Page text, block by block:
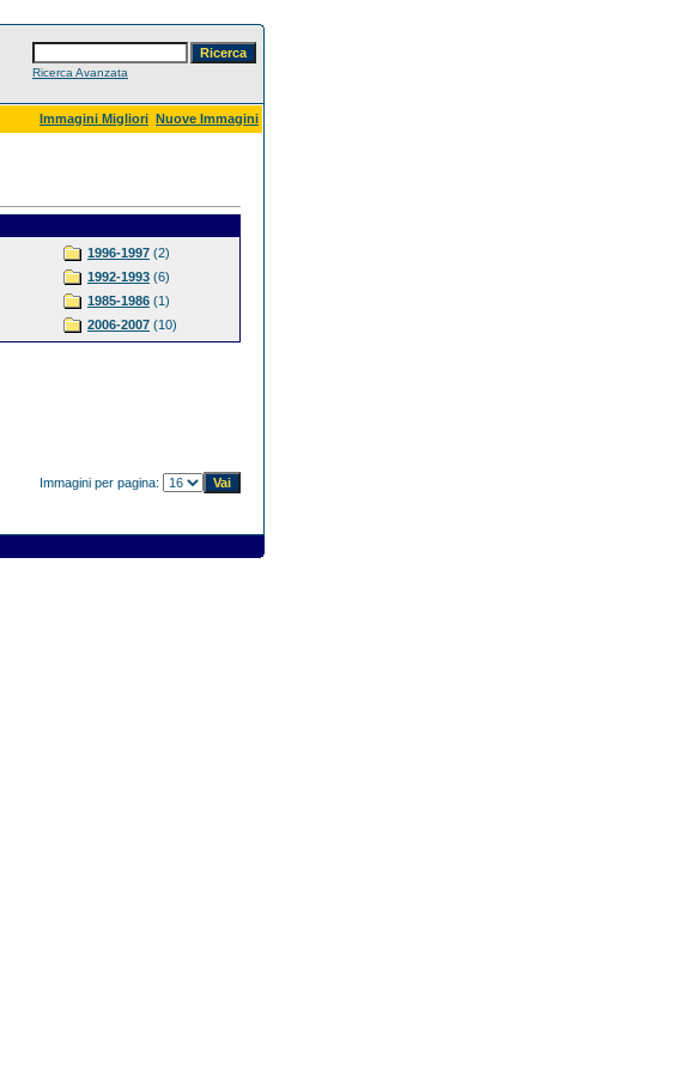
Ricerca Avanzata
Immagini Migliori Nuove Immagini
1996-1997 (2)
1992-1993 (6)
1985-1986 (1)
2006-2007 (10)
Immagini per pagina: